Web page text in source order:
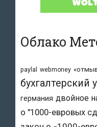
Облако
paylal webmoney
бухгалтерский
германия двойное
о "1000-евровых